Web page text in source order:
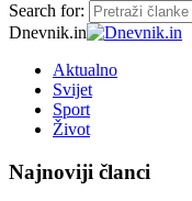
Search for:
Dnevnik.in
Aktualno
Svijet
Sport
Život
Najnoviji članci